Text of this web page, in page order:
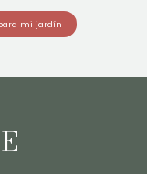
mi jardín